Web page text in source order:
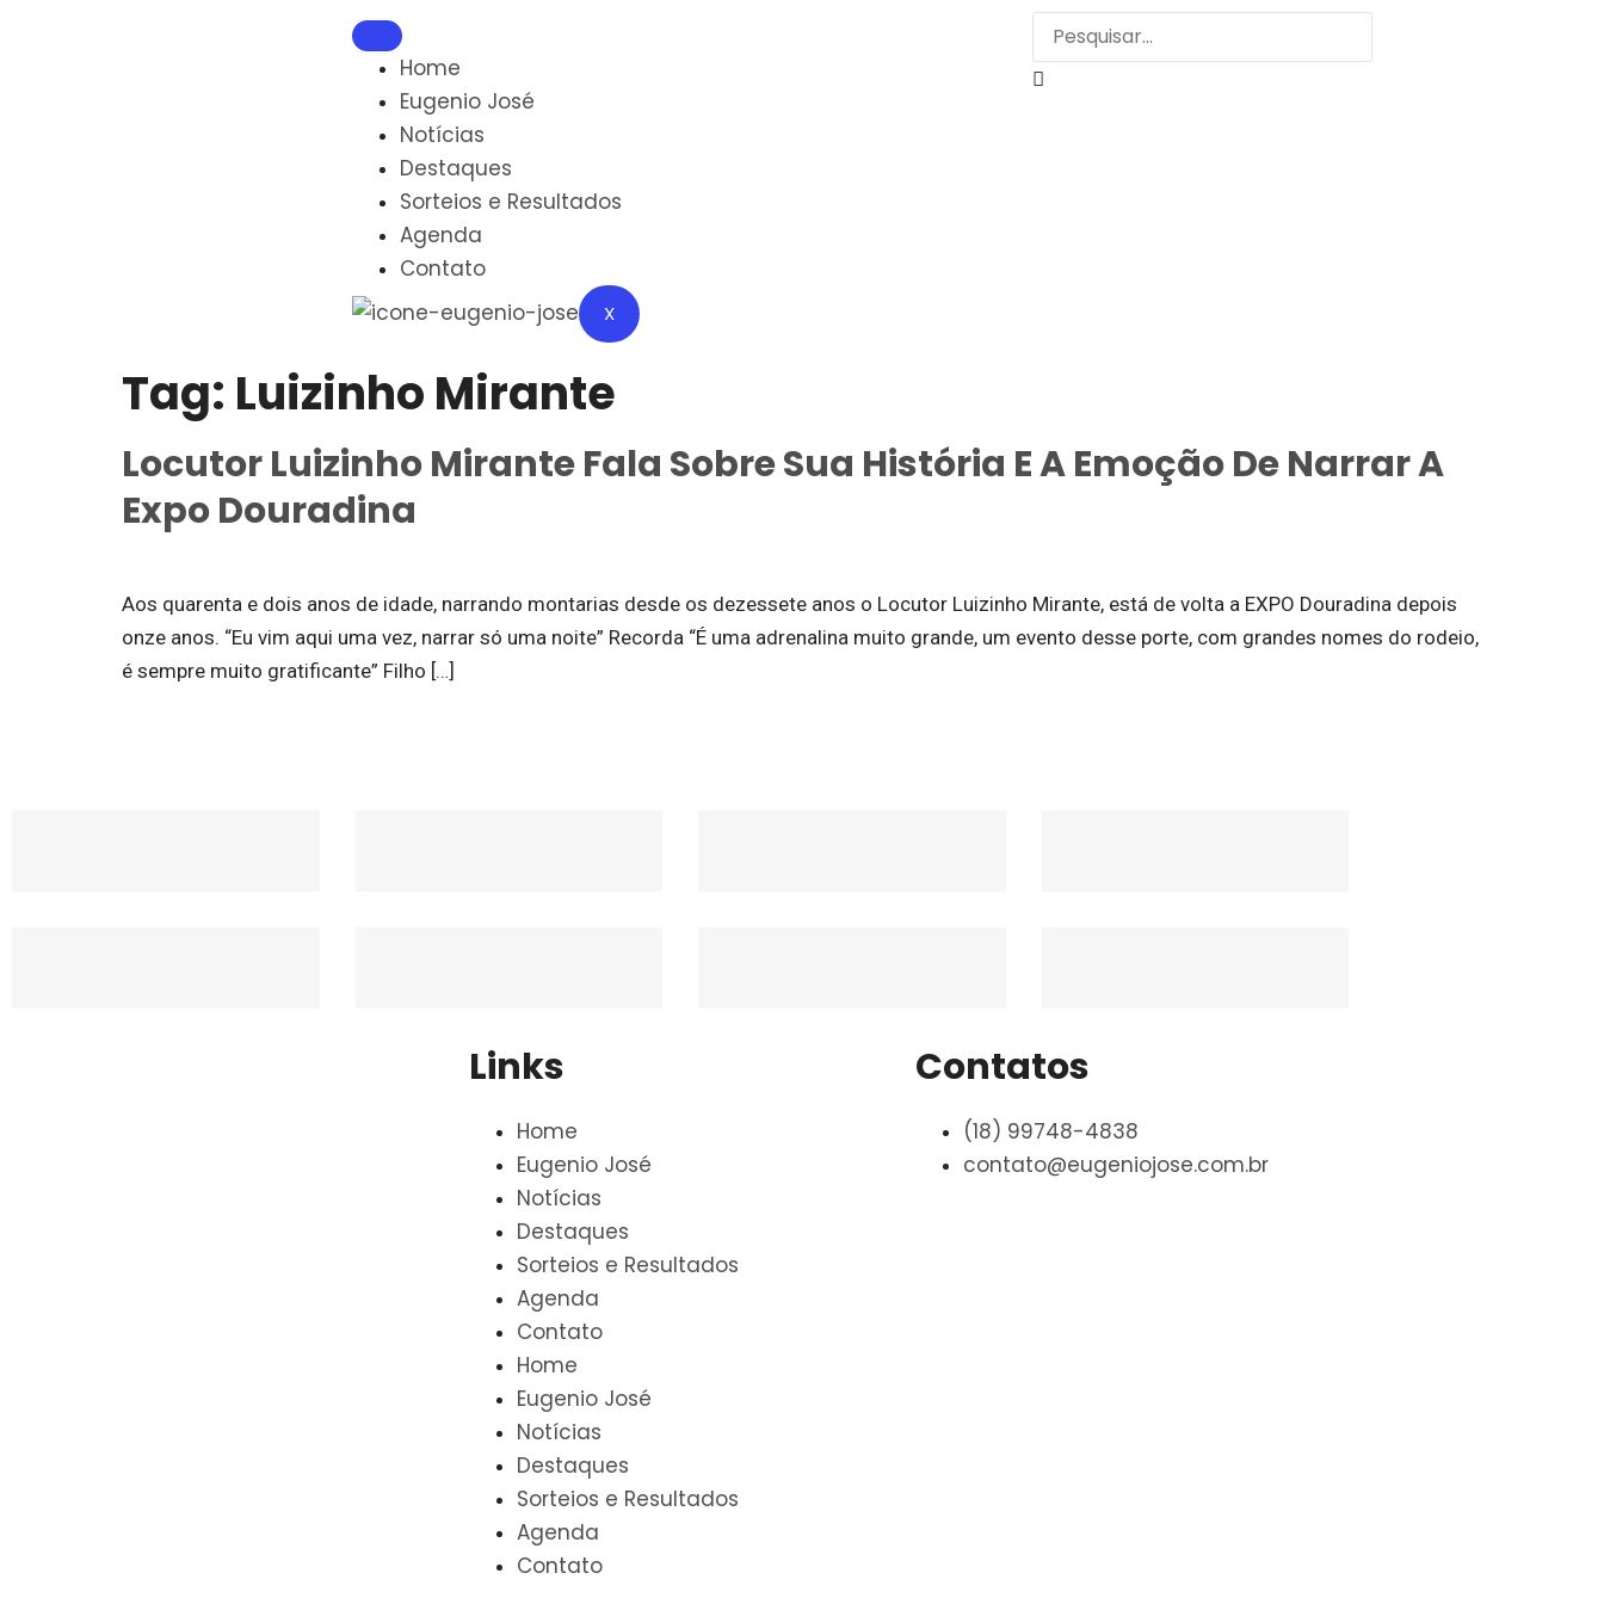
Home
Eugenio José
Notícias
Destaques
Sorteios e Resultados
Agenda
Contato
X
Tag: Luizinho Mirante
Locutor Luizinho Mirante Fala Sobre Sua História E A Emoção De Narrar A
Expo Douradina
Aos quarenta e dois anos de idade, narrando montarias desde os dezessete anos o Locutor Luizinho Mirante, está de volta a EXPO Douradina depois
onze anos. “Eu vim aqui uma vez, narrar só uma noite” Recorda “É uma adrenalina muito grande, um evento desse porte, com grandes nomes do rodeio,
é sempre muito gratificante” Filho […]
Links
Home
Eugenio José
Notícias
Destaques
Sorteios e Resultados
Agenda
Contato
Home
Eugenio José
Notícias
Destaques
Sorteios e Resultados
Agenda
Contato
Contatos
(18) 99748-4838
contato@eugeniojose.com.br